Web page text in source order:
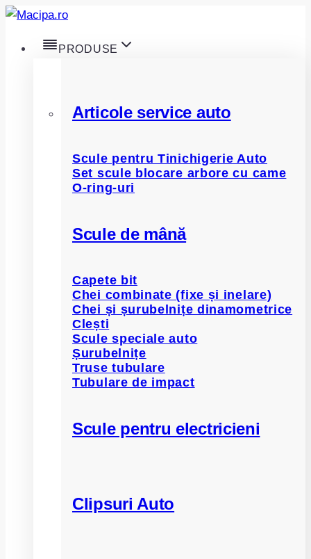
Skip
content
PRODUSE
Articole service auto
Scule pentru Tinichigerie Auto
Set scule blocare arbore cu came
O-ring-uri
Scule de mână
Capete bit
Chei combinate (fixe și inelare)
Chei și șurubelnițe dinamometrice
Clești
Scule speciale auto
Șurubelnițe
Truse tubulare
Tubulare de impact
Scule pentru electricieni
Clipsuri Auto